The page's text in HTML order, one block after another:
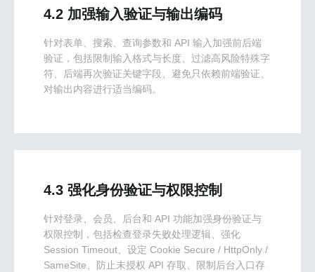
4.2 加强输入验证与输出编码
针对表单、搜索、查询参数和 API 输入加强前后端
验证，包括限制输入格式与长度、过滤高风险特殊字
符、后端再次验证关键字段、避免只依赖前端验证、
对输出内容进行适当编码。
4.3 强化身份验证与权限控制
针对登录、会员、后台和 API 功能加强身份验证与
权限控制，包括检查登录失败处理逻辑、强化
Session Timeout、设定 Cookie Secure / HttpOnly /
SameSite、防止未授权 API 存取、限制后台入口存